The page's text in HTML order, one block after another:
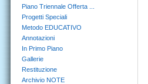
Piano Triennale Offerta ...
Progetti Speciali
Metodo EDUCATIVO
Annotazioni
In Primo Piano
Gallerie
Restituzione
Archivio NOTE